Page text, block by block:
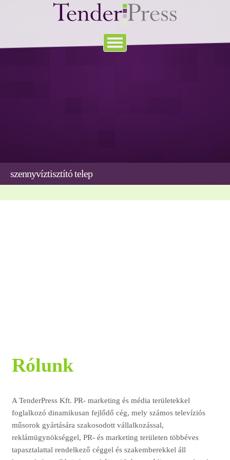
szennyvíztisztító telep
Rólunk
A TenderPress Kft. PR- marketing és média területekkel
foglalkozó dinamikusan fejlődő cég, mely számos televíziós
műsorok gyártására szakosodott vállalkozással,
reklámügynökséggel, PR- és marketing területen többéves
tapasztalattal rendelkező céggel és szakemberekkel áll